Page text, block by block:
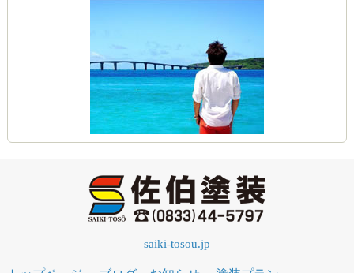
saiki-tosou.jp